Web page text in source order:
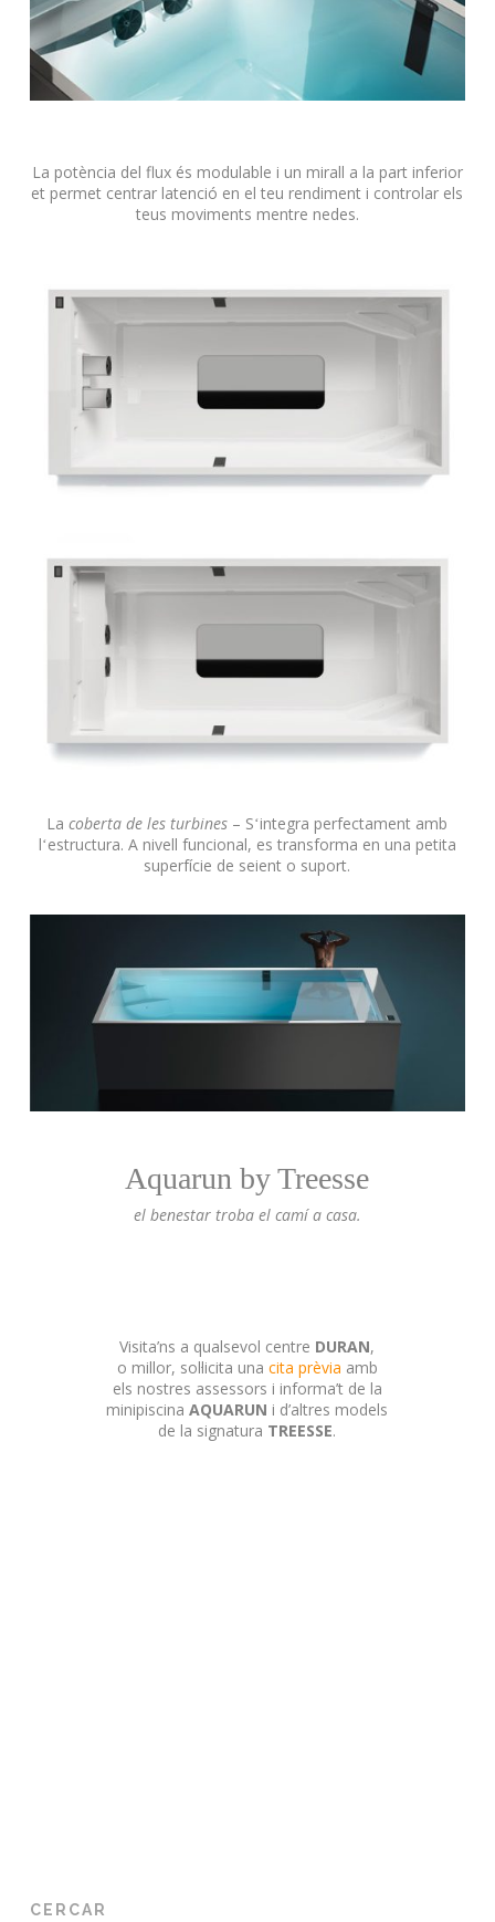
La potència del flux és modulable i un mirall a la part inferior
et permet centrar latenció en el teu rendiment i controlar els
teus moviments mentre nedes.
Lacoberta de les turbines – Sʻintegra perfectament amb
lʻestructura. A nivell funcional, es transforma en una petita
superfície de seient o suport.
Aquarun by Treesse
el benestar troba el camí a casa.
Visita’ns a qualsevol centre DURAN,
o millor, sol·licita una cita prèvia amb
els nostres assessors i informa’t de la
minipiscinaAQUARUN i d’altres models
de la signatura TREESSE.
CERCAR